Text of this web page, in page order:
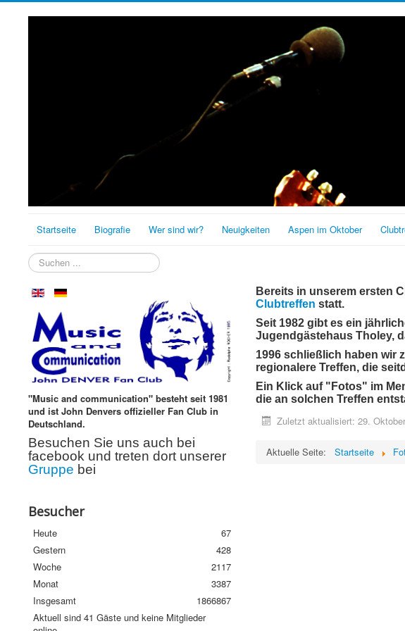
Startseite Biografie Wer sind wir? Neuigkeiten Aspen im Oktober
Suchen
...
"Music and communication" besteht seit 1981
und ist John Denvers offizieller Fan Club in
Deutschland.
Besuchen Sie uns auch bei
facebook und treten dort unserer
Gruppe bei
Besucher
Heute
67
Gestern
428
Woche
2117
Monat
3387
Insgesamt
1866867
Aktuell sind 41 Gäste und keine Mitglieder
Bereits in unserem ersten
Clubtreffen statt.
Seit 1982 gibt es ein
Jugendgästehaus Tholey,
1996 schließlich haben wir
regionalere Treffen, die
Ein Klick auf "Fotos" im
die an solchen Treffen
Zuletzt aktualisiert: 29.
Aktuelle Seite: Startseite